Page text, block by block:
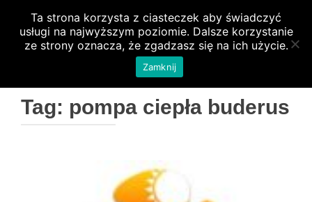
Tag: pompa ciepła buderus
Ta strona korzysta z ciasteczek aby świadczyć
usługi na najwyższym poziomie. Dalsze korzystanie
ze strony oznacza, że zgadzasz się na ich użycie.
Zamknij